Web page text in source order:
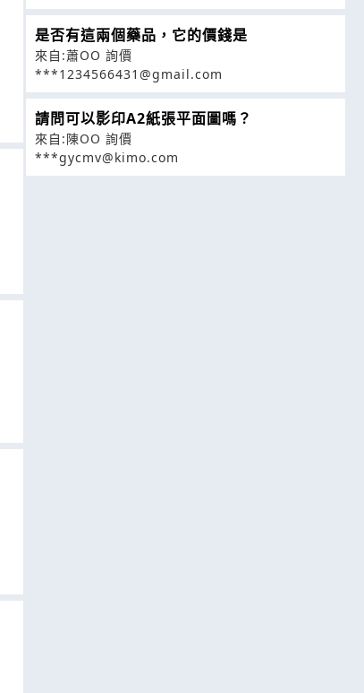
是否有這兩個藥品，它的價錢是
來自:蕭OO 詢價
***1234566431@gmail.com
請問可以影印A2紙張平面圖嗎？
來自:陳OO 詢價
***gycmv@kimo.com